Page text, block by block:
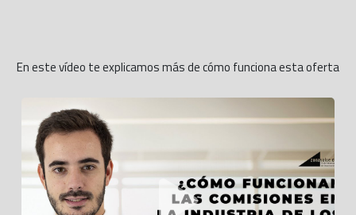
En este vídeo te explicamos más de cómo funciona esta oferta